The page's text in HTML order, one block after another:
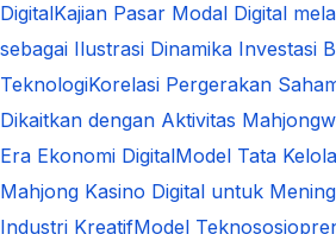
DigitalKajian Pasar Modal Digital
sebagai Ilustrasi Dinamika Investasi
TeknologiKorelasi Pergerakan
Dikaitkan dengan Aktivitas
Era Ekonomi DigitalModel Tata
Mahjong Kasino Digital untuk
Industri KreatifModel